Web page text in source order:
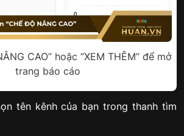
CAO” hoặc “XEM THÊM” để mở
trang báo cáo
tên kênh của bạn trong thanh tìm